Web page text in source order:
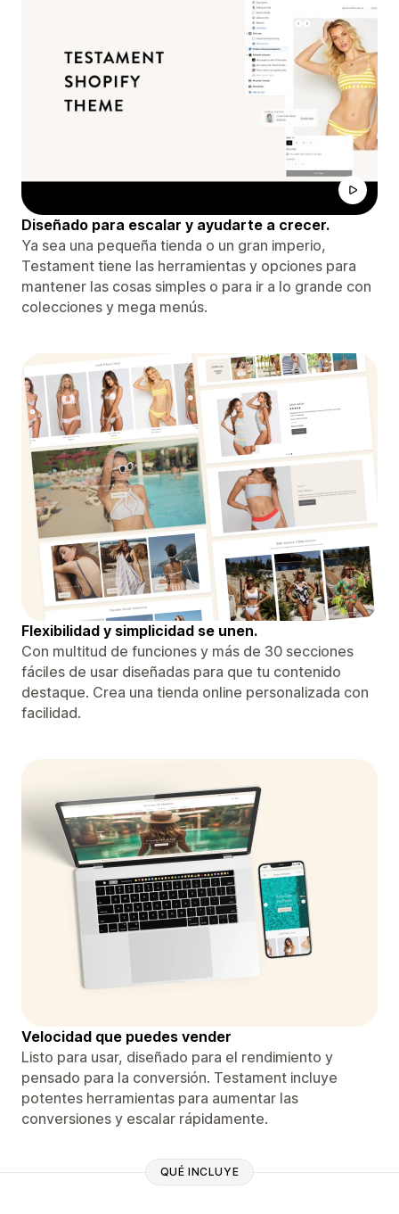
Diseñado para escalar y ayudarte a crecer.
Ya sea una pequeña tienda o un gran imperio,
Testament tiene las herramientas y opciones para
mantener las cosas simples o para ir a lo grande con
colecciones y mega menús.
Flexibilidad y simplicidad se unen.
Con multitud de funciones y más de 30 secciones
fáciles de usar diseñadas para que tu contenido
destaque. Crea una tienda online personalizada con
facilidad.
Velocidad que puedes vender
Listo para usar, diseñado para el rendimiento y
pensado para la conversión. Testament incluye
potentes herramientas para aumentar las
conversiones y escalar rápidamente.
QUÉ INCLUYE